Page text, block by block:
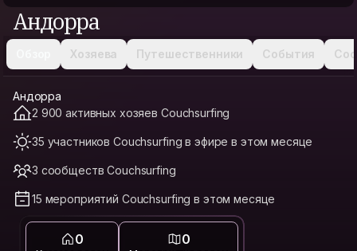
Андорра
Хозяева Путешественники События
Андорра
2 900 активных хозяев Couchsurfing
35 участников Couchsurfing в эфире в этом месяце
3 сообществ Couchsurfing
15 мероприятий Couchsurfing в этом месяце
0 0